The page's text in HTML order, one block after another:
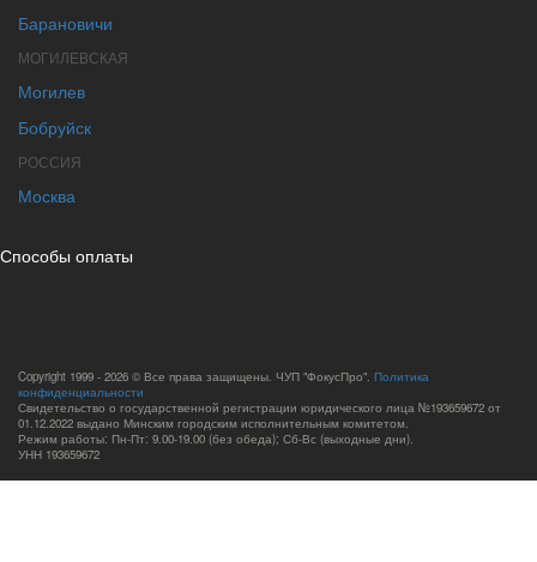
Барановичи
МОГИЛЕВСКАЯ
Могилев
Бобруйск
РОССИЯ
Москва
Способы оплаты
Copyright 1999 - 2026 © Все права защищены. ЧУП "ФокусПро". Политика
конфиденциальности
Свидетельство о государственной регистрации юридического лица №193659672 от
01.12.2022 выдано Минским городским исполнительным комитетом.
Режим работы: Пн-Пт: 9.00-19.00 (без обеда); Сб-Вс (выходные дни).
УНН 193659672